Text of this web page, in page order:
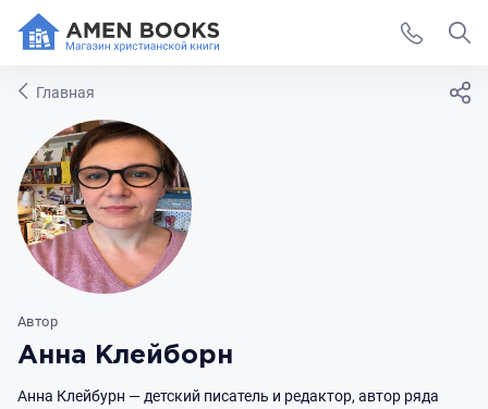
Главная
Автор
Анна Клейборн
Анна Клейбурн — детский писатель и редактор, автор ряда